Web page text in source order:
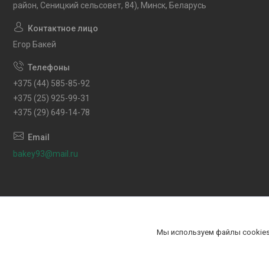
район, Сеницкий сельсовет, 84), Минск, Беларусь
Егор Бакей
+375 (44) 585-85-92
+375 (25) 925-99-31
+375 (29) 649-14-78
bakey93@mail.ru
Мы используем файлы cookies